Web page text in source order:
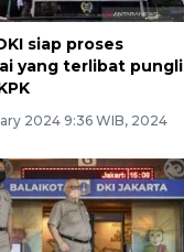
siap proses
yang terlibat pungli
2024 9:36 WIB, 2024